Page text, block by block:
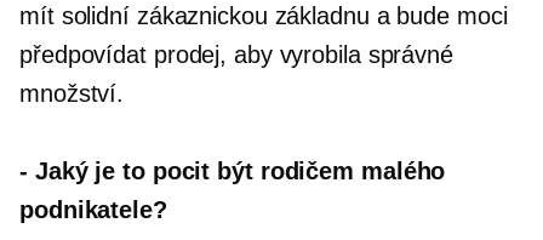
mít solidní zákaznickou základnu a bude moci
předpovídat prodej, aby vyrobila správné
množství.
- Jaký je to pocit být rodičem malého
podnikatele?